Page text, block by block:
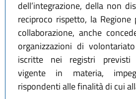
dell’integrazione, della non
reciproco rispetto, la
collaborazione, anche
organizzazioni di
iscritte nei registri previsti
vigente in materia,
rispondenti alle finalità di cui